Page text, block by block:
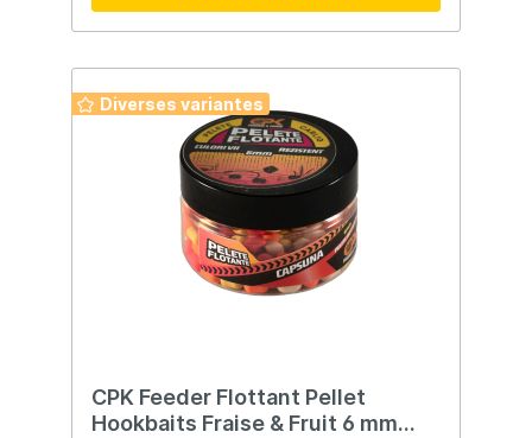
Diverses variantes
CPK Feeder Flottant Pellet
Hookbaits Fraise & Fruit 6 mm